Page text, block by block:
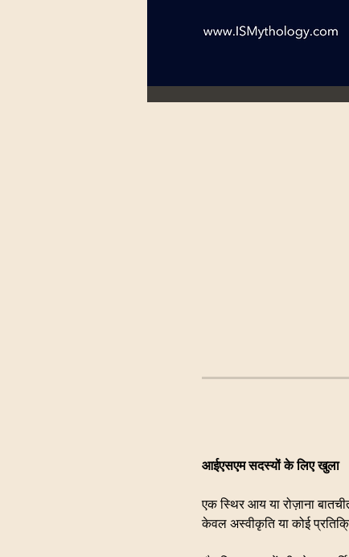
आईएसएम सदस्यों के लिए खुला
एक स्थिर आय या रोज़ाना
केवल अस्वीकृति या कोई